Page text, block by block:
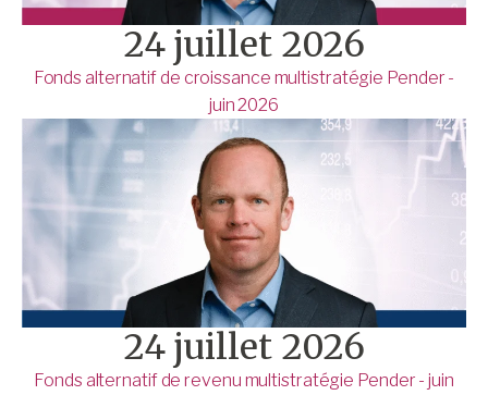
24 juillet 2026
Fonds alternatif de croissance multistratégie Pender -
juin 2026
24 juillet 2026
Fonds alternatif de revenu multistratégie Pender - juin